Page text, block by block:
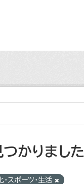
かりました
・スポーツ・生活